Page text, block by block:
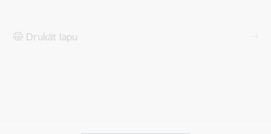
Drukāt lapu